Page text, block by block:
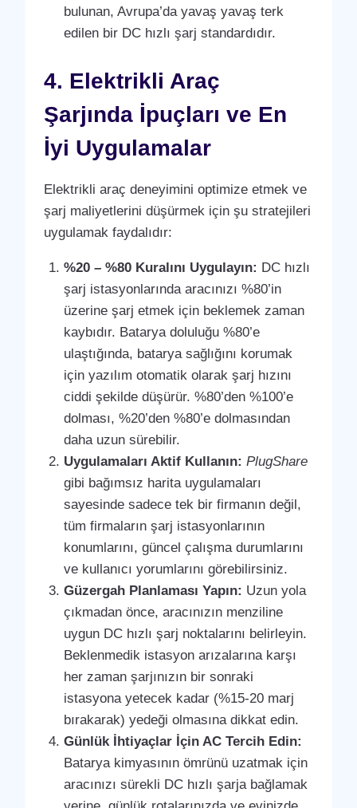
bulunan, Avrupa’da yavaş yavaş terk
edilen bir DC hızlı şarj standardıdır.
4. Elektrikli Araç
Şarjında İpuçları ve En
İyi Uygulamalar
Elektrikli araç deneyimini optimize etmek ve
şarj maliyetlerini düşürmek için şu stratejileri
uygulamak faydalıdır:
%20 – %80 Kuralını Uygulayın: DC hızlı
şarj istasyonlarında aracınızı %80’in
üzerine şarj etmek için beklemek zaman
kaybıdır. Batarya doluluğu %80’e
ulaştığında, batarya sağlığını korumak
için yazılım otomatik olarak şarj hızını
ciddi şekilde düşürür. %80’den %100’e
dolması, %20’den %80’e dolmasından
daha uzun sürebilir.
Uygulamaları Aktif Kullanın: PlugShare
gibi bağımsız harita uygulamaları
sayesinde sadece tek bir firmanın değil,
tüm firmaların şarj istasyonlarının
konumlarını, güncel çalışma durumlarını
ve kullanıcı yorumlarını görebilirsiniz.
Güzergah Planlaması Yapın: Uzun yola
çıkmadan önce, aracınızın menziline
uygun DC hızlı şarj noktalarını belirleyin.
Beklenmedik istasyon arızalarına karşı
her zaman şarjınızın bir sonraki
istasyona yetecek kadar (%15-20 marj
bırakarak) yedeği olmasına dikkat edin.
Günlük İhtiyaçlar İçin AC Tercih Edin:
Batarya kimyasının ömrünü uzatmak için
aracınızı sürekli DC hızlı şarja bağlamak